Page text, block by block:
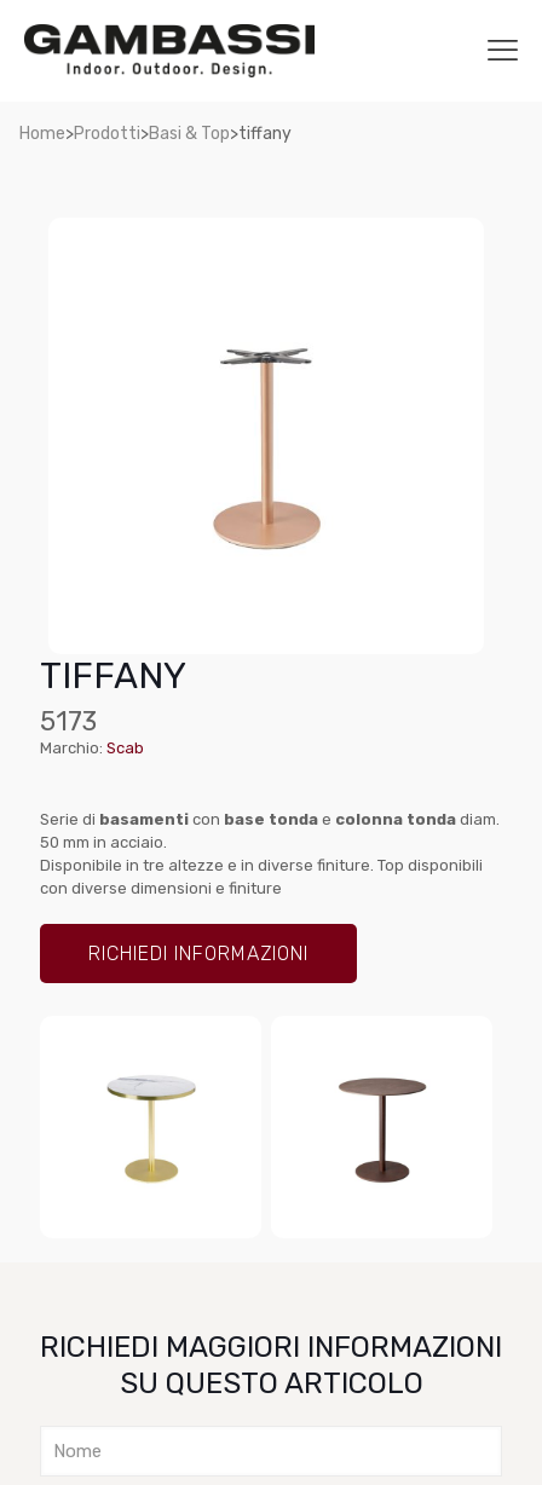
Home>Prodotti>Basi & Top>tiffany
TIFFANY
5173
Marchio: Scab
Serie di basamenti con base tonda e colonna tonda diam.
50 mm in acciaio.
Disponibile in tre altezze e in diverse finiture. Top disponibili
con diverse dimensioni e finiture
RICHIEDI INFORMAZIONI
RICHIEDI MAGGIORI INFORMAZIONI
SU QUESTO ARTICOLO